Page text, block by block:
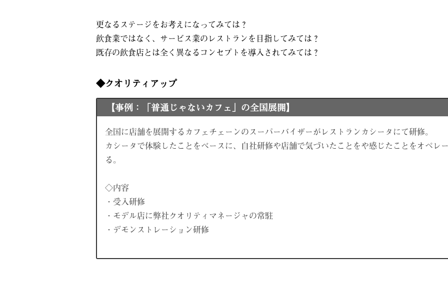
更なるステージをお考えになってみては？
飲食業ではなく、サービス業のレストランを目指してみては？
既存の飲食店とは全く異なるコンセプトを導入されてみては？
◆クオリティアップ
【事例：「普通じゃないカフェ」の全国展開】
全国に店舗を展開するカフェチェーンのスーパーバイザーがレストランカシータにて研修。
カシータで体験したことをベースに、自社研修や店舗で気づいたことをや感じたことをオペレ
る。
◇内容
・受入研修
・モデル店に弊社クオリティマネージャの常駐
・デモンストレーション研修